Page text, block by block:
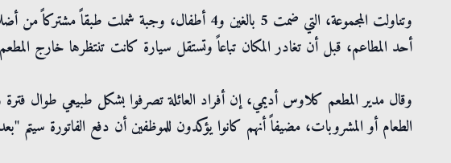
وتناولت المجموعة، التي ضمت 5 بالغين و4 أطفال، وجبة
أحد المطاعم، قبل أن تغادر المكان تباعاً وتستقل سيارة كانت تنتظرها خارج
وقال مدير المطعم كلاوس أديمي، إن أفراد العائلة تصرفوا بشكل طبيعي طوال
الطعام أو المشروبات، مضيفاً أنهم كانوا يؤكدون للموظفين أن دفع الفاتورة سيتم